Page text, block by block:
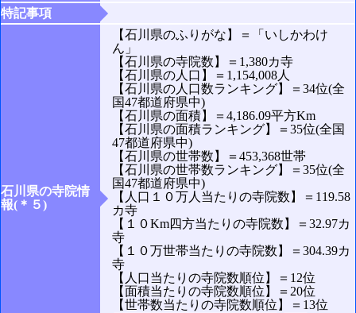
特記事項
石川県の寺院情
報(＊５)
【石川県のふりがな】＝「いしかわけ
ん」
【石川県の寺院数】＝1,380カ寺
【石川県の人口】＝1,154,008人
【石川県の人口数ランキング】＝34位(全
国47都道府県中)
【石川県の面積】＝4,186.09平方Km
【石川県の面積ランキング】＝35位(全国
47都道府県中)
【石川県の世帯数】＝453,368世帯
【石川県の世帯数ランキング】＝35位(全
国47都道府県中)
【人口１０万人当たりの寺院数】＝119.58
カ寺
【１０Km四方当たりの寺院数】＝32.97カ
寺
【１０万世帯当たりの寺院数】＝304.39カ
寺
【人口当たりの寺院数順位】＝12位
【面積当たりの寺院数順位】＝20位
【世帯数当たりの寺院数順位】＝13位